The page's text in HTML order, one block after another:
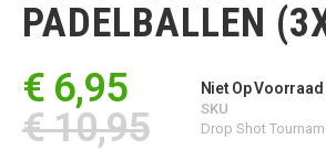
de
afbeeldingen-
PADELBALLEN
€ 6,95
€ 10,95
Niet Op Voorraad
SKU
Drop Shot